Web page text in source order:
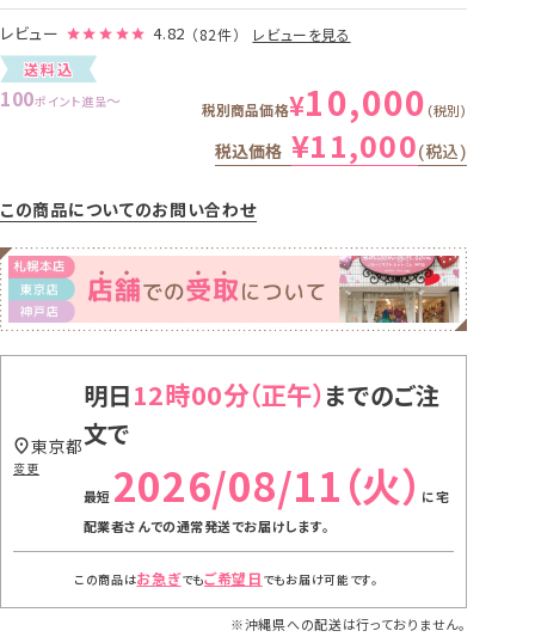
レビュー 4.82 （82件）
レビューを見る
送料込
100ポイント進呈〜 税別商品価格¥10,000 税別
税込価格 ¥11,000 税込
この商品についてのお問い合わせ
明日12時00分
までのご注
文で
2026/08/11（火） に宅
配業者さんでの通常発送でお届けします。
東京都
変更
この商品はお急ぎでもご希望日 でもお届け可能です。
※沖縄県への配送は行っておりません。